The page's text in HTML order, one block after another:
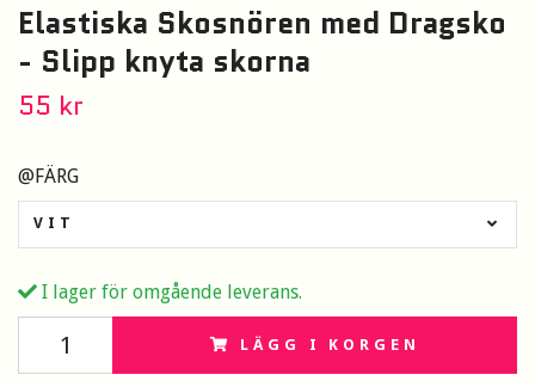
Elastiska Skosnören med Dragsko
- Slipp knyta skorna
55 kr
@FÄRG
VIT
I lager för omgående leverans.
LÄGG I KORGEN